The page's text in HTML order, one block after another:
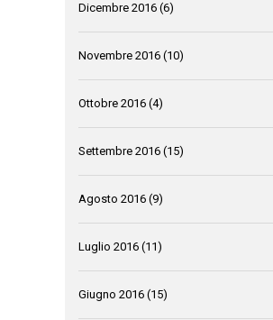
Dicembre 2016 (6)
Novembre 2016 (10)
Ottobre 2016 (4)
Settembre 2016 (15)
Agosto 2016 (9)
Luglio 2016 (11)
Giugno 2016 (15)